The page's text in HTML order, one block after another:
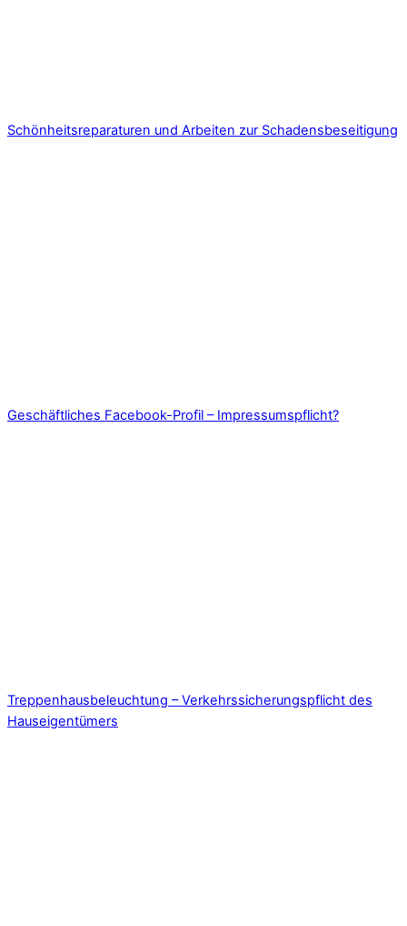
Schönheitsreparaturen und Arbeiten zur Schadensbeseitigung
Geschäftliches Facebook-Profil – Impressumspflicht?
Treppenhausbeleuchtung – Verkehrssicherungspflicht des
Hauseigentümers